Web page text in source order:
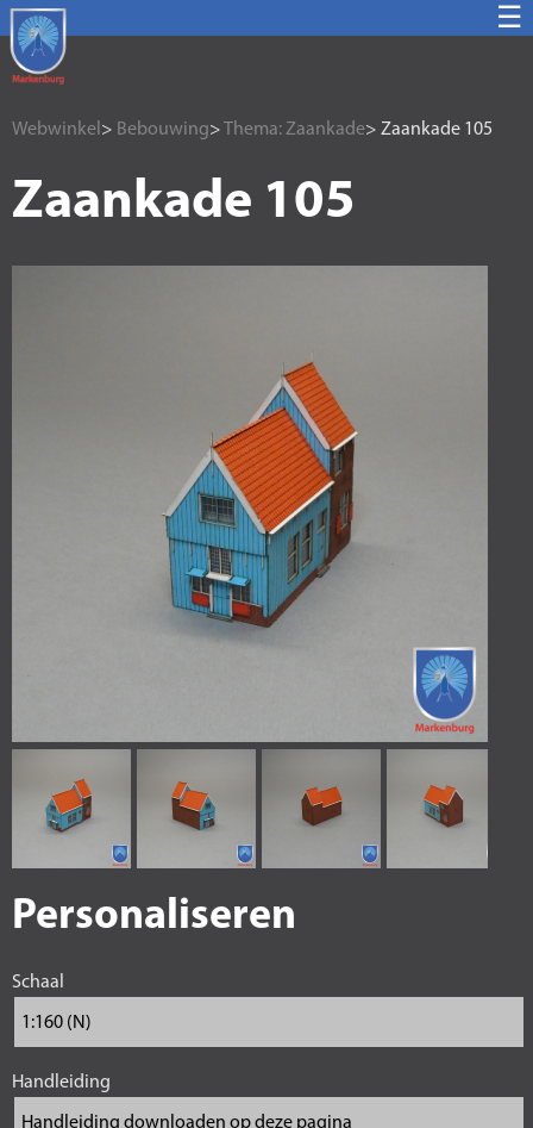
☰
Webwinkel > Bebouwing> Thema: Zaankade> Zaankade 105
Zaankade 105
Personaliseren
Schaal
Handleiding